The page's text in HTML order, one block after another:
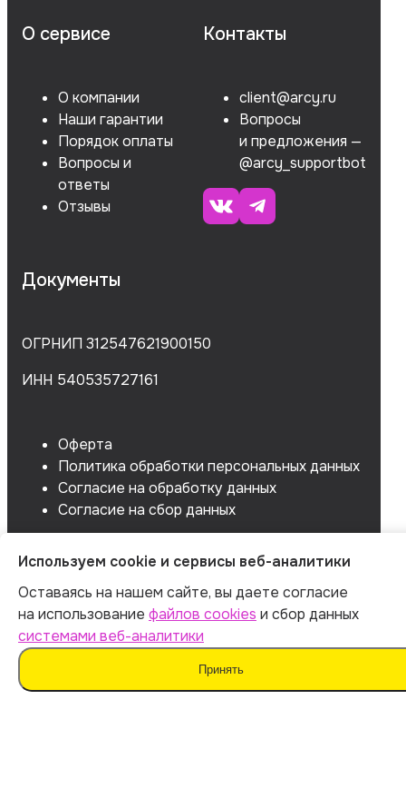
О сервисе
О компании
Наши гарантии
Порядок оплаты
Вопросы и
ответы
Отзывы
Контакты
client@arcy.ru
Вопросы
и предложения —
@arcy_supportbot
Документы
ОГРНИП 312547621900150
ИНН 540535727161
Оферта
Политика обработки персональных данных
Согласие на обработку данных
Согласие на сбор данных
Используем cookie и сервисы веб-аналитики
Оставаясь на нашем сайте, вы даете согласие
на использование файлов cookies и сбор данных
системами веб-аналитики
Принять